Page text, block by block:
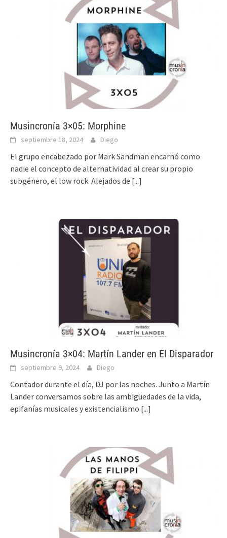
Musincronía 3×05: Morphine
septiembre 18, 2024 Diego
El grupo encabezado por Mark Sandman encarnó como
nadie el concepto de alternatividad al crear su propio
subgénero, el low rock. Alejados de [...]
Musincronía 3×04: Martín Lander en El Disparador
septiembre 9, 2024 Diego
Contador durante el día, DJ por las noches. Junto a Martín
Lander conversamos sobre las ambigüedades de la vida,
epifanías musicales y existencialismo [...]